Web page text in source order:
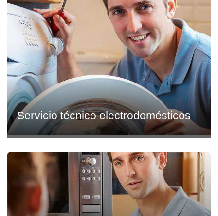
Servicio técnico electrodomésticos